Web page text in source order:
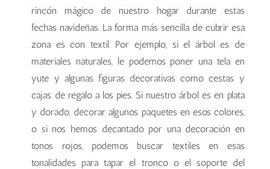
rincón mágico de nuestro hogar durante estas
fechas navideñas. La forma más sencilla de cubrir esa
zona es con textil. Por ejemplo, si el árbol es de
materiales naturales, le podemos poner una tela en
yute y algunas figuras decorativas como cestas y
cajas de regalo a los pies. Si nuestro árbol es en plata
y dorado, decorar algunos paquetes en esos colores,
o si nos hemos decantado por una decoración en
tonos rojos, podemos buscar textiles en esas
tonalidades para tapar el tronco o el soporte del